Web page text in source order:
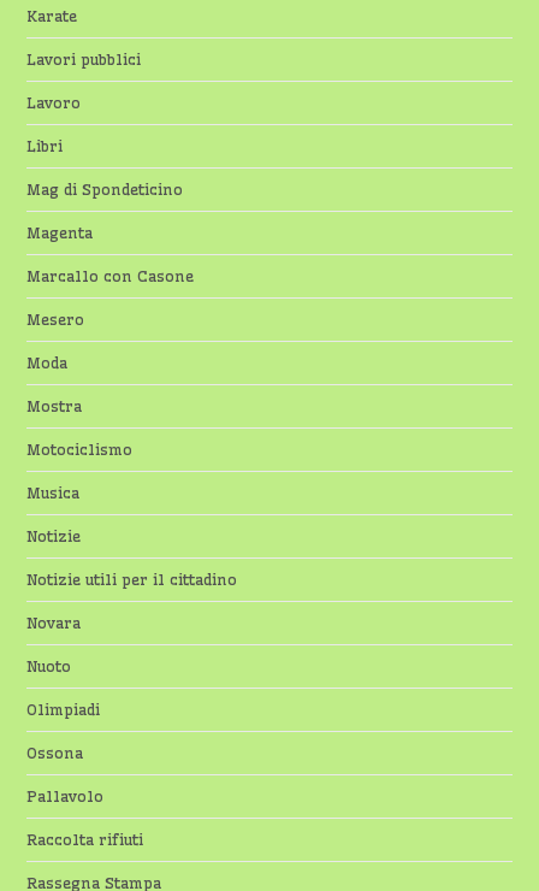
Karate
Lavori pubblici
Lavoro
Libri
Mag di Spondeticino
Magenta
Marcallo con Casone
Mesero
Moda
Mostra
Motociclismo
Musica
Notizie
Notizie utili per il cittadino
Novara
Nuoto
Olimpiadi
Ossona
Pallavolo
Raccolta rifiuti
Rassegna Stampa